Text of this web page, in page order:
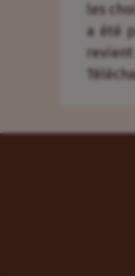
les
a été